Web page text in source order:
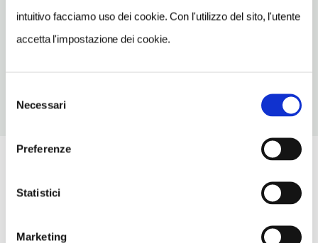
intuitivo facciamo uso dei cookie. Con l'utilizzo del sito, l'utente
accetta l'impostazione dei cookie.
delNecessari
Preferenze
Statistici
Marketing
TIPO DI CUCINA